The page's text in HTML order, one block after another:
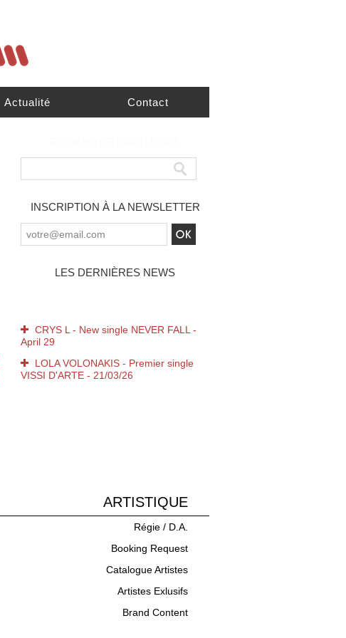
Actualité Contact
INSCRIPTION À LA NEWSLETTER
LES DERNIÈRES NEWS
CRYS L - New single NEVER FALL -
April 29
LOLA VOLONAKIS - Premier single
VISSI D'ARTE - 21/03/26
10 novembre 1995 → 10 novembre
2025 Futuria Production à 30 Ans !
Expo Entre Rave et Réalité -
- Philharmonie de Paris
Concert "Live Peace" Annecy
ARTISTIQUE
Régie / D.A.
Booking Request
Catalogue Artistes
Artistes Exlusifs
Brand Content